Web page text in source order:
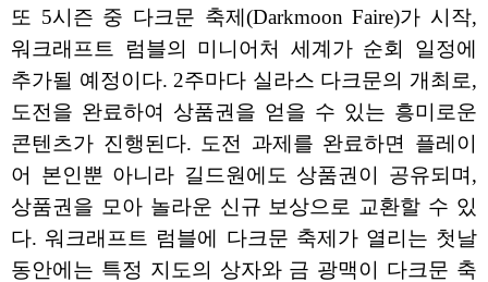
또 5시즌 중 다크문 축제(Darkmoon Faire)가 시작,
워크래프트 럼블의 미니어처 세계가 순회 일정에
추가될 예정이다. 2주마다 실라스 다크문의 개최로,
도전을 완료하여 상품권을 얻을 수 있는 흥미로운
콘텐츠가 진행된다. 도전 과제를 완료하면 플레이
어 본인뿐 아니라 길드원에도 상품권이 공유되며,
상품권을 모아 놀라운 신규 보상으로 교환할 수 있
다. 워크래프트 럼블에 다크문 축제가 열리는 첫날
동안에는 특정 지도의 상자와 금 광맥이 다크문 축